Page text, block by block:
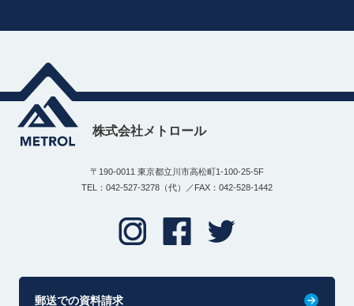
株式会社メトロール
〒190-0011 東京都立川市高松町1-100-25-5F
TEL：042-527-3278（代）／FAX：042-528-1442
郵送での資料請求